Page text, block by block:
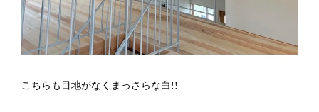
こちらも目地がなくまっさらな白!!